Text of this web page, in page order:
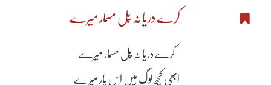
کرے دریا نہ پُل مسمار میرے
کرے دریا نہ پُل مسمار میرے
ابھی کچھ لوگ ہیں اس پار میرے